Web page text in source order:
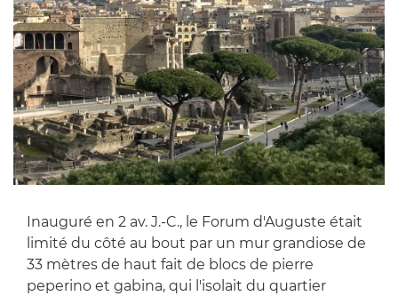
Inauguré en 2 av. J.-C., le Forum d'Auguste était
limité du côté au bout par un mur grandiose de
33 mètres de haut fait de blocs de pierre
peperino et gabina, qui l'isolait du quartier